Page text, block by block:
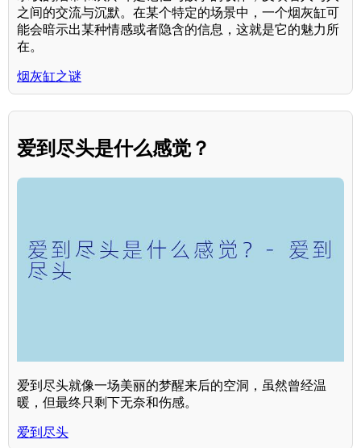
之间的交流与沉默。在某个特定的场景中，一个烟灰缸可
能会暗示出某种情感或者隐含的信息，这就是它的魅力所
在。
烟灰缸之谜
爱到尽头是什么感觉？
爱到尽头就像一场美丽的梦醒来后的空洞，虽然曾经温
暖，但最终只剩下无奈和伤感。
爱到尽头